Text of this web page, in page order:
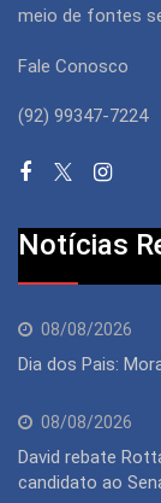
meio de fontes
Fale Conosco
(92) 99347-7224
Notícias
08/08/2026
Dia dos Pais:
08/08/2026
David rebate
candidato ao